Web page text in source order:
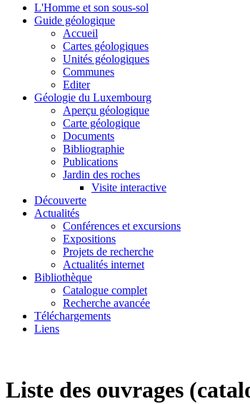
L'Homme et son sous-sol
Guide géologique
Accueil
Cartes géologiques
Unités géologiques
Communes
Editer
Géologie du Luxembourg
Aperçu géologique
Carte géologique
Documents
Bibliographie
Publications
Jardin des roches
Visite interactive
Découverte
Actualités
Conférences et excursions
Expositions
Projets de recherche
Actualités internet
Bibliothèque
Catalogue complet
Recherche avancée
Téléchargements
Liens
Liste des ouvrages